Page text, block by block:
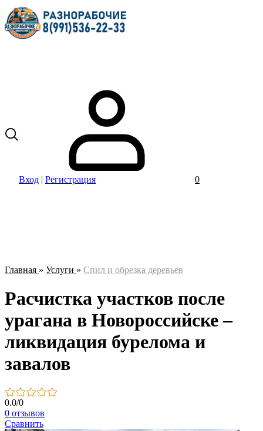
Вход | Регистрация 0
Главная » Услуги » Спил и обрезка деревьев
Расчистка участков после
урагана в Новороссийске –
ликвидация бурелома и
завалов
0.0/0
0 отзывов
Сравнить